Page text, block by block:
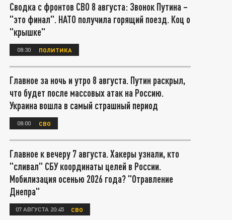
Сводка с фронтов СВО 8 августа: Звонок Путина –
"это финал". НАТО получила горящий поезд. Коц о
"крышке"
08:30 ПОЛИТИКА
Главное за ночь и утро 8 августа. Путин раскрыл,
что будет после массовых атак на Россию.
Украина вошла в самый страшный период
08:00 СВО
Главное к вечеру 7 августа. Хакеры узнали, кто
"сливал" СБУ координаты целей в России.
Мобилизация осенью 2026 года? "Отравление
Днепра"
07 АВГУСТА 20:45 СВО